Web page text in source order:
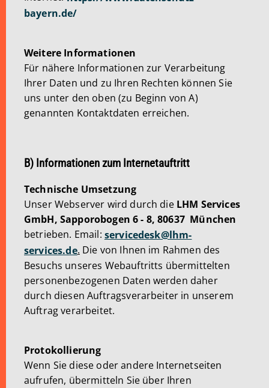
bayern.de/
Weitere Informationen
Für nähere Informationen zur Verarbeitung
Ihrer Daten und zu Ihren Rechten können Sie
uns unter den oben (zu Beginn von A)
genannten Kontaktdaten erreichen.
B) Informationen zum Internetauftritt
Technische Umsetzung
Unser Webserver wird durch die LHM Services
GmbH, Sapporobogen 6 - 8, 80637 München
betrieben. Email: servicedesk@lhm-
services.de. Die von Ihnen im Rahmen des
Besuchs unseres Webauftritts übermittelten
personenbezogenen Daten werden daher
durch diesen Auftragsverarbeiter in unserem
Auftrag verarbeitet.
Protokollierung
Wenn Sie diese oder andere Internetseiten
aufrufen, übermitteln Sie über Ihren